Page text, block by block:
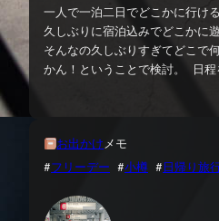
一人で一泊二日でどこかに行け
久しぶりに宿泊込みでどこかに
そんなの久しぶりすぎてどこで
かん！ということで検討。 日
お出かけ メモ
#フリーデー #小樽 # 日帰り旅